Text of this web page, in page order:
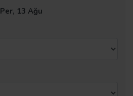
Per, 13 Ağu